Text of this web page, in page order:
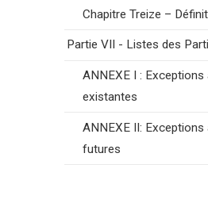
Chapitre Treize –
Partie VII - Listes des
ANNEXE I :
existantes
ANNEXE II:
futures